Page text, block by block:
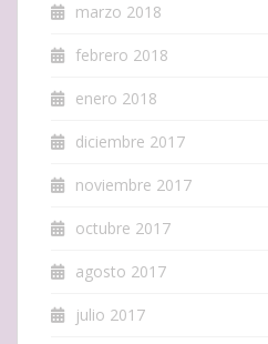
marzo 2018
febrero 2018
enero 2018
diciembre 2017
noviembre 2017
octubre 2017
agosto 2017
julio 2017